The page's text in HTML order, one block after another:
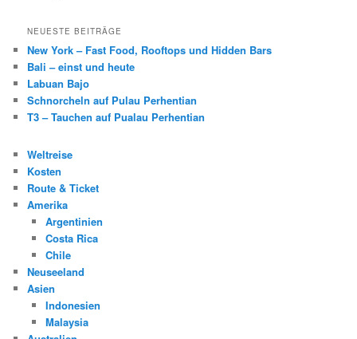
NEUESTE BEITRÄGE
New York – Fast Food, Rooftops und Hidden Bars
Bali – einst und heute
Labuan Bajo
Schnorcheln auf Pulau Perhentian
T3 – Tauchen auf Pualau Perhentian
Weltreise
Kosten
Route & Ticket
Amerika
Argentinien
Costa Rica
Chile
Neuseeland
Asien
Indonesien
Malaysia